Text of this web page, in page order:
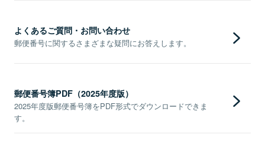
よくあるご質問・お問い合わせ
郵便番号に関するさまざまな疑問にお答えします。
郵便番号簿PDF（2025年度版）
2025年度版郵便番号簿をPDF形式でダウンロードできま
す。